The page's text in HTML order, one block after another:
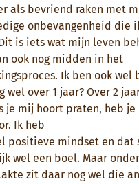
als bevriend raken met
onbevangenheid die
is iets wat mijn leven
ook nog midden in het
Ik ben ook wel
wel over 1 jaar? Over 2
je mij hoort praten, heb
Ik heb
positieve mindset en dat
wel een boel. Maar
zit daar nog wel die